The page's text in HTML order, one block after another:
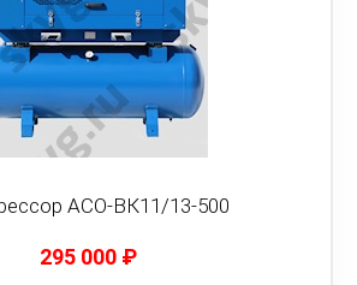
АСО-ВК11/13-500
295 000 ₽